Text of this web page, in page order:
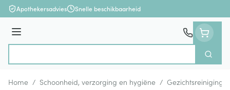
Ga naar de inhoud
Apothekersadvies Snelle beschikbaarheid
Menu
Zoek
Home / Schoonheid, verzorging en hygiëne / Gezichtsreiniging